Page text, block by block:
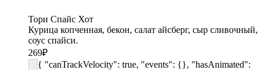
Тори Спайс Хот
Курица копченная, бекон, салат айсберг, сыр сливочный,
соус спайси.
269₽
{ "canTrackVelocity": true, "events": {}, "hasAnimated":